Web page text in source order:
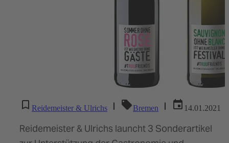
Reidemeister & Ulrichs | Bremen | 14.01.2021
Reidemeister & Ulrichs launcht 3 Sonderartikel